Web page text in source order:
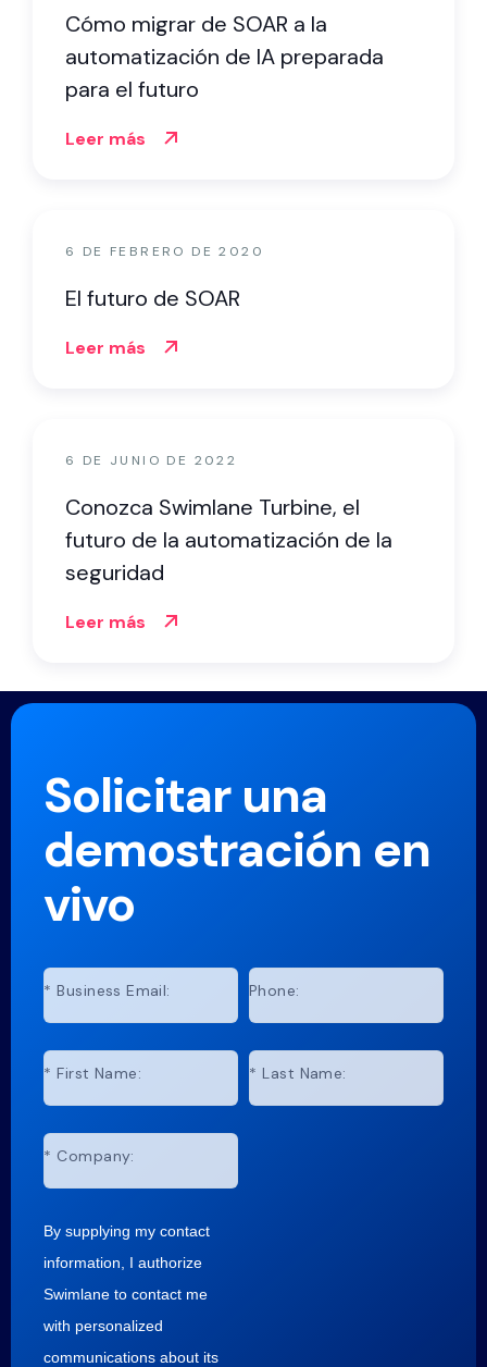
Cómo migrar de SOAR a la
automatización de IA preparada
para el futuro
Leer más
6 DE FEBRERO DE 2020
El futuro de SOAR
Leer más
6 DE JUNIO DE 2022
Conozca Swimlane Turbine, el
futuro de la automatización de la
seguridad
Leer más
Solicitar una
demostración en
vivo
* Business Email: Phone:
* First Name: * Last Name:
* Company:
By supplying my contact
information, I authorize
Swimlane to contact me
with personalized
communications about its